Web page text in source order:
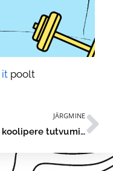
it poolt
JÄRGMINE
Kogu koolipere tutvumispäev 2021